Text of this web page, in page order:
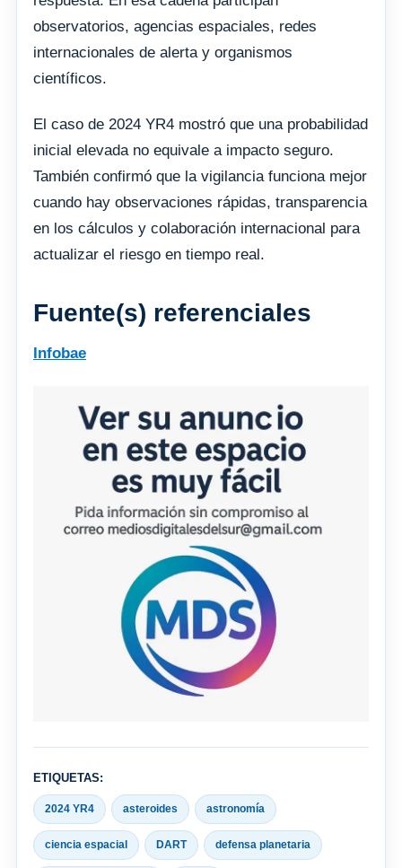
observatorios, agencias espaciales, redes
internacionales de alerta y organismos
científicos.
El caso de 2024 YR4 mostró que una probabilidad
inicial elevada no equivale a impacto seguro.
También confirmó que la vigilancia funciona mejor
cuando hay observaciones rápidas, transparencia
en los cálculos y colaboración internacional para
actualizar el riesgo en tiempo real.
Fuente(s) referenciales
Infobae
ETIQUETAS:
2024 YR4 asteroides astronomía
ciencia espacial DART defensa planetaria